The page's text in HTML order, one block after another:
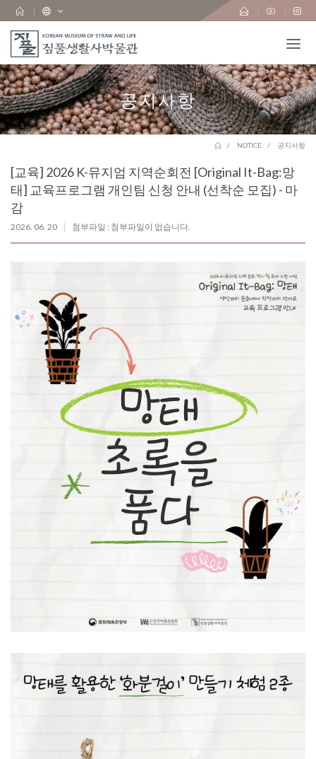
공지사항
NOTICE 공지사항
[교육] 2026 K-뮤지엄 지역순회전 [Original It-Bag:망
태] 교육프로그램 개인팀 신청 안내 (선착순 모집) - 마
감
2026. 06. 20 첨부파일 : 첨부파일이 없습니다.